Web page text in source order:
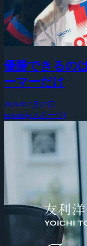
優勝できるの
ーマーだけ
2026年7月27日
esports(eスポーツ)